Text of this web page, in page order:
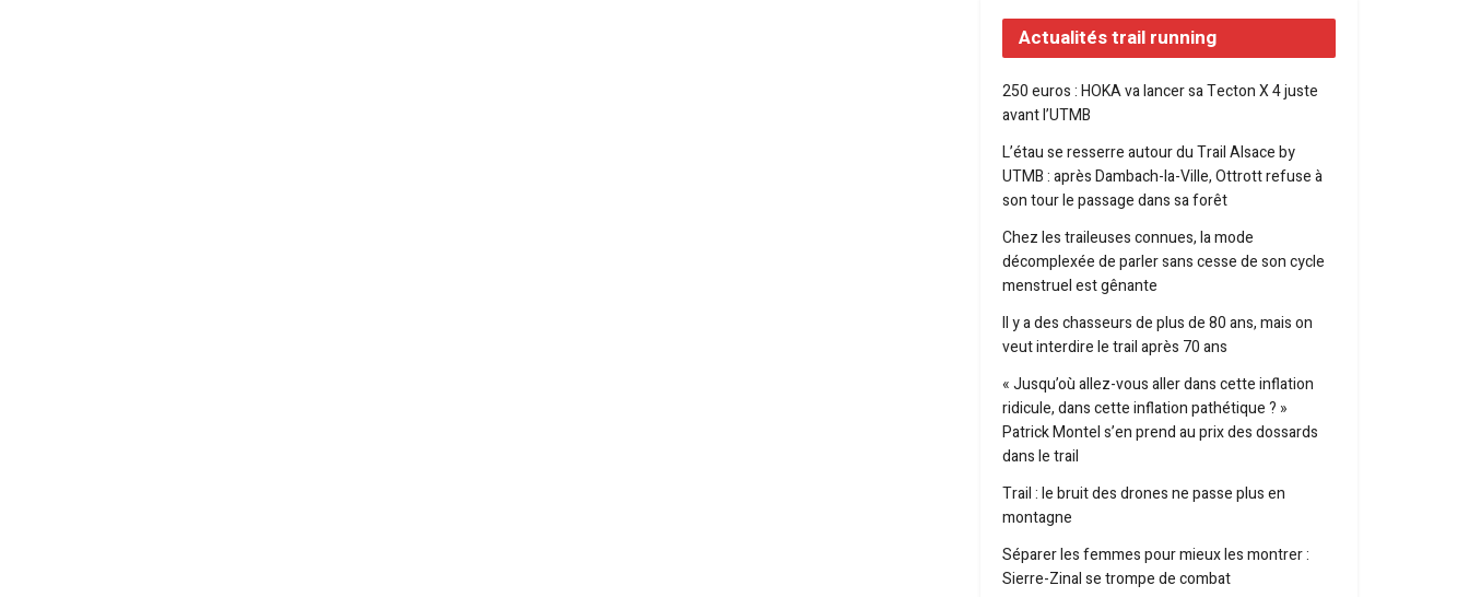
Actualités trail running
250 euros : HOKA va lancer sa Tecton X 4 juste
avant l’UTMB
L’étau se resserre autour du Trail Alsace by
UTMB : après Dambach-la-Ville, Ottrott refuse à
son tour le passage dans sa forêt
Chez les traileuses connues, la mode
décomplexée de parler sans cesse de son cycle
menstruel est gênante
Il y a des chasseurs de plus de 80 ans, mais on
veut interdire le trail après 70 ans
« Jusqu’où allez-vous aller dans cette inflation
ridicule, dans cette inflation pathétique ? »
Patrick Montel s’en prend au prix des dossards
dans le trail
Trail : le bruit des drones ne passe plus en
montagne
Séparer les femmes pour mieux les montrer :
Sierre-Zinal se trompe de combat